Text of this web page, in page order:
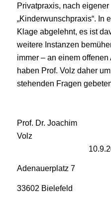
Privatpraxis, nach
„Kinderwunschpraxis“. In
Klage abgelehnt, es ist
weitere Instanzen
immer – an einem
haben Prof. Volz daher
stehenden Fragen
Prof. Dr. Joachim
Adenauerplatz 7
33602 Bielefeld